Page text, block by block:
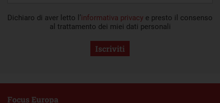
Dichiaro di aver letto l’informativa privacy e presto il consenso
al trattamento dei miei dati personali
Iscriviti
Focus Europa